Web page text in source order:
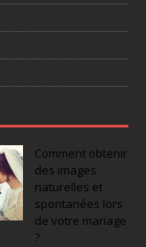
Comment obtenir
des images
naturelles et
spontanées lors
de votre mariage
?